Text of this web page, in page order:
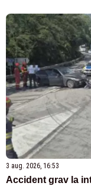
3 aug. 2026, 16:53
Accident grav la